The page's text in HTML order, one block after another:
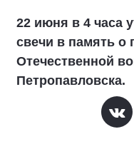
22 июня в 4 часа
свечи в память о
Отечественной
Петропавловска.